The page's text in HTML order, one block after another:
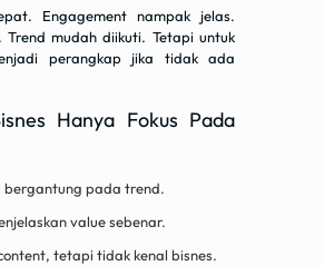
Engagement nampak jelas.
mudah diikuti. Tetapi untuk
perangkap jika tidak ada
Hanya Fokus Pada
bergantung pada trend.
value sebenar.
tetapi tidak kenal bisnes.